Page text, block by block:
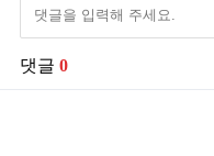
댓글 0